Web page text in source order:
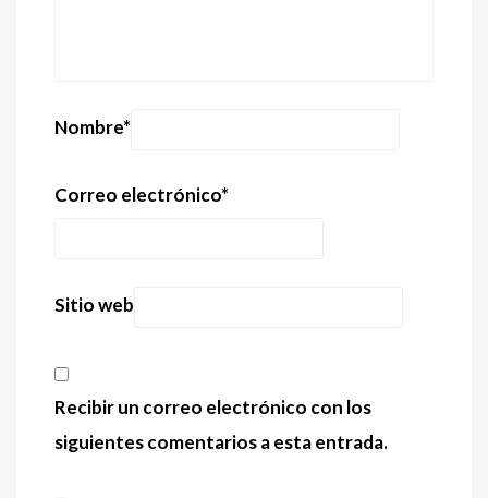
Nombre*
Correo electrónico*
Sitio web
Recibir un correo electrónico con los
siguientes comentarios a esta entrada.